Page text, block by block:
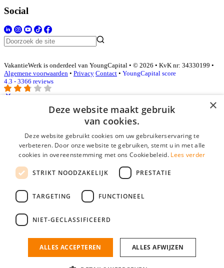
Social
VakantieWerk is onderdeel van YoungCapital • © 2026 • KvK nr: 34330199 •
Algemene voorwaarden • Privacy Contact • YoungCapital score
4.3 - 3366 reviews
Inloggen als bedrijf
E-mail*
Wachtwoord
login gegevens onthouden
login
Bedrijf aanmelden
nieuwe collega/werknemer zo gevonden!
×
Deze website maakt gebruik
van cookies.
Deze website gebruikt cookies om uw gebruikerservaring te
verbeteren. Door onze website te gebruiken, stemt u in met alle
cookies in overeenstemming met ons Cookiebeleid. Lees verder
STRIKT NOODZAKELIJK PRESTATIE
TARGETING FUNCTIONEEL
NIET-GECLASSIFICEERD
ALLES ACCEPTEREN ALLES AFWIJZEN